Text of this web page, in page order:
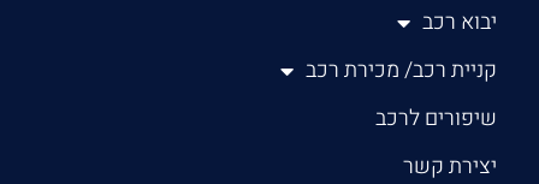
יבוא רכב
קניית רכב/ מכירת רכב
שיפורים לרכב
יצירת קשר